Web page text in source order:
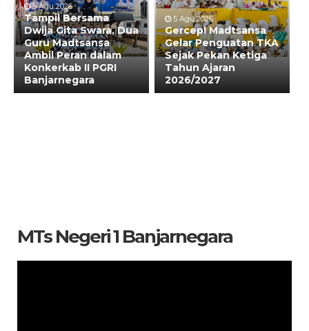
5 Agu 2026
Tampil Bersama
Dwija Gita Swara, Dua
Guru Madtsansa
Ambil Peran dalam
Konkerkab II PGRI
Banjarnegara
5 Agu 2026
Gercep! Madtsansa
Gelar Penguatan TKA
Sejak Pekan Ketiga
Tahun Ajaran
2026/2027
MTs Negeri 1 Banjarnegara